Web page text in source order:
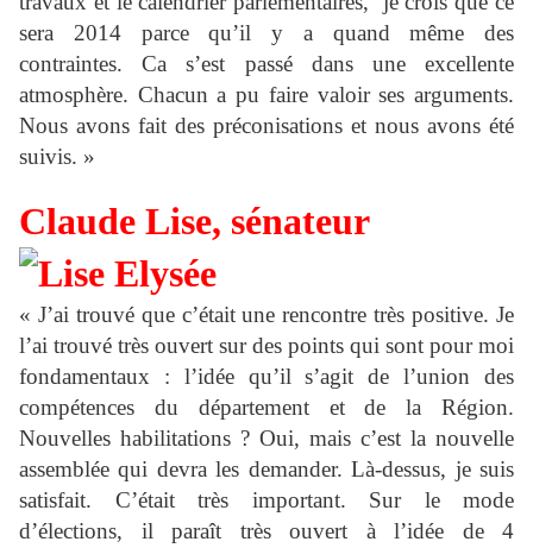
sera 2014 parce qu’il y a quand même des
contraintes.Ca s’est passé dans une excellente
atmosphère. Chacun a pu faire valoir ses arguments.
Nous avons fait des préconisations et nous avons été
suivis. »
Claude Lise, sénateur
« J’ai trouvé que c’était une rencontre très positive. Je
l’ai trouvé très ouvert sur des points qui sont pour moi
fondamentaux : l’idée qu’il s’agit de l’union des
compétences du département et de la Région.
Nouvelles habilitations ? Oui, mais c’est la nouvelle
assemblée qui devra les demander. Là-dessus, je suis
satisfait. C’était très important. Sur le mode
d’élections, il paraît très ouvert à l’idée de 4